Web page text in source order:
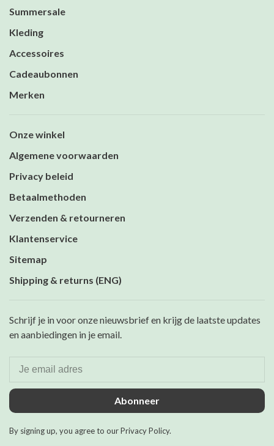
Summersale
Kleding
Accessoires
Cadeaubonnen
Merken
Onze winkel
Algemene voorwaarden
Privacy beleid
Betaalmethoden
Verzenden & retourneren
Klantenservice
Sitemap
Shipping & returns (ENG)
Schrijf je in voor onze nieuwsbrief en krijg de laatste updates
en aanbiedingen in je email.
Abonneer
By signing up, you agree to our Privacy Policy.